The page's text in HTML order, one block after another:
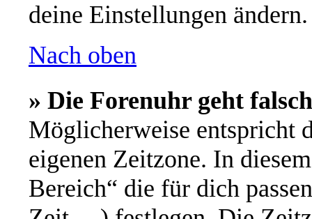
deine Einstellungen ändern.
Nach oben
» Die Forenuhr geht
Möglicherweise entspricht
eigenen Zeitzone. In
Bereich“ die für dich